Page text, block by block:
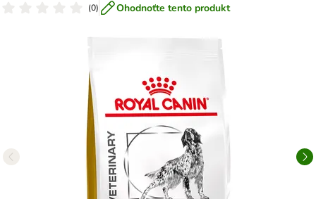
(0) Ohodnoťte tento produkt